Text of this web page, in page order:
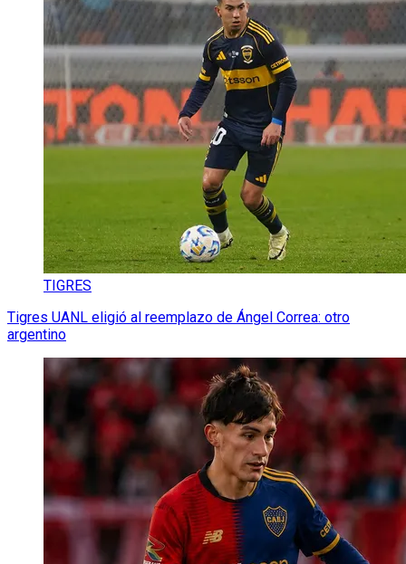
TIGRES
Tigres UANL eligió al reemplazo de Ángel Correa: otro
argentino